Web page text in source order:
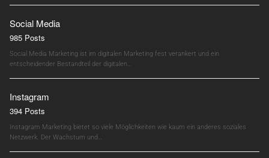
Social Media
985 Posts
Social Media Marketing ist im digitalen Marketing fest verankert und ein
entscheidender Bestandteil der digitalen…
Instagram
394 Posts
Instagram Marketing bietet so viele Möglichkeiten wie kaum ein anderes soziales
Netzwerk. Der Wachstum und…